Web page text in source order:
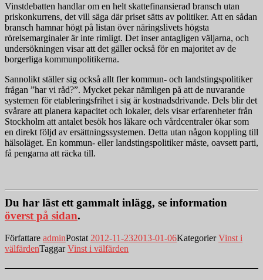
Vinstdebatten handlar om en helt skattefinansierad bransch utan
priskonkurrens, det vill säga där priset sätts av politiker. Att en sådan
bransch hamnar högt på listan över näringslivets högsta
rörelsemarginaler är inte rimligt. Det inser antagligen väljarna, och
undersökningen visar att det gäller också för en majoritet av de
borgerliga kommunpolitikerna.
Sannolikt ställer sig också allt fler kommun- och landstingspolitiker
frågan ”har vi råd?”. Mycket pekar nämligen på att de nuvarande
systemen för etableringsfrihet i sig är kostnadsdrivande. Dels blir det
svårare att planera kapacitet och lokaler, dels visar erfarenheter från
Stockholm att antalet besök hos läkare och vårdcentraler ökar som
en direkt följd av ersättningssystemen. Detta utan någon koppling till
hälsoläget. En kommun- eller landstingspolitiker måste, oavsett parti,
få pengarna att räcka till.
Du har läst ett gammalt inlägg, se information
överst på sidan.
Författare adminPostat 2012-11-232013-01-06KategorierVinst i
välfärdenTaggarVinst i välfärden